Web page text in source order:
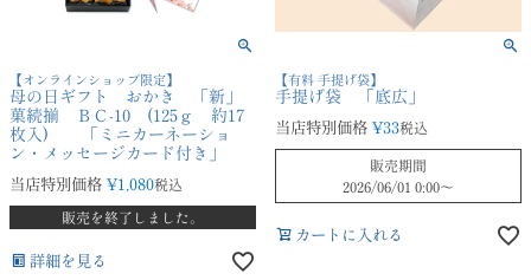
【オンラインショップ限定】
母の日ギフト おかき 「新」
菓続揃 ＢＣ-10 (125ｇ 約17
枚入) 「ミニカーネーショ
ン・メッセージカード付き」
当店特別価格 ¥1,080税込
販売を終了しました。
詳細を見る
【有料 手提げ袋】
手提げ袋 「底広」
当店特別価格 ¥33税込
販売期間
2026/06/01 0:00〜
カートに入れる